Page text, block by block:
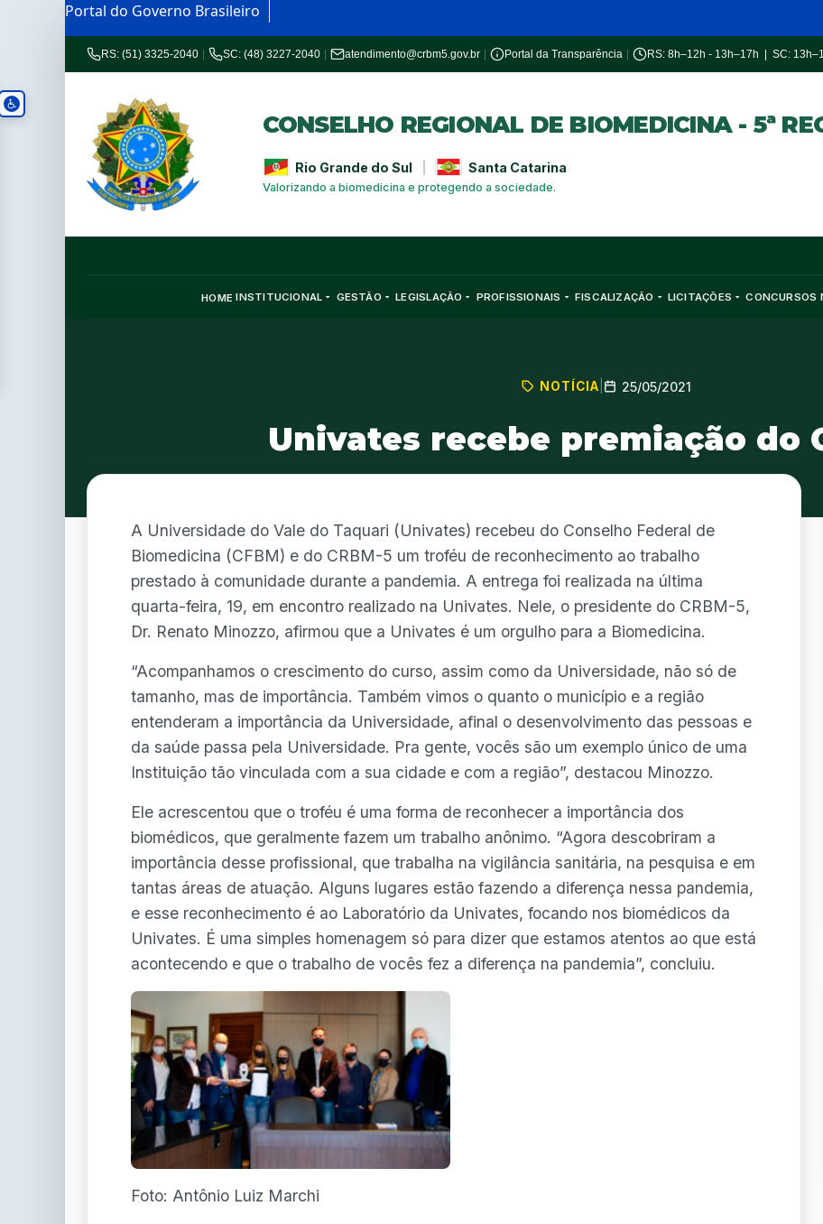
Portal do Governo Brasileiro
RS: (51) 3325-2040 | SC: (48) 3227-2040 | atendimento@crbm5.gov.br | Portal da Transparência | RS: 8h–12h - 13h–17h | SC:
CONSELHO REGIONAL DE BIOMEDICINA - 5ª
Rio Grande do Sul Santa Catarina
Valorizando a biomedicina e protegendo a sociedade.
HOME INSTITUCIONAL GESTÃO LEGISLAÇÃO PROFISSIONAIS FISCALIZAÇÃO LICITAÇÕES CONCURSOS
NOTÍCIA 25/05/2021
Univates recebe premiação do
A Universidade do Vale do Taquari (Univates) recebeu do Conselho Federal de
Biomedicina (CFBM) e do CRBM-5 um troféu de reconhecimento ao trabalho
prestado à comunidade durante a pandemia. A entrega foi realizada na última
quarta-feira, 19, em encontro realizado na Univates. Nele, o presidente do CRBM-5,
Dr. Renato Minozzo, afirmou que a Univates é um orgulho para a Biomedicina.
“Acompanhamos o crescimento do curso, assim como da Universidade, não só de
tamanho, mas de importância. Também vimos o quanto o município e a região
entenderam a importância da Universidade, afinal o desenvolvimento das pessoas e
da saúde passa pela Universidade. Pra gente, vocês são um exemplo único de uma
Instituição tão vinculada com a sua cidade e com a região”, destacou Minozzo.
Ele acrescentou que o troféu é uma forma de reconhecer a importância dos
biomédicos, que geralmente fazem um trabalho anônimo. “Agora descobriram a
importância desse profissional, que trabalha na vigilância sanitária, na pesquisa e em
tantas áreas de atuação. Alguns lugares estão fazendo a diferença nessa pandemia,
e esse reconhecimento é ao Laboratório da Univates, focando nos biomédicos da
Univates. É uma simples homenagem só para dizer que estamos atentos ao que está
acontecendo e que o trabalho de vocês fez a diferença na pandemia”, concluiu.
Foto: Antônio Luiz Marchi